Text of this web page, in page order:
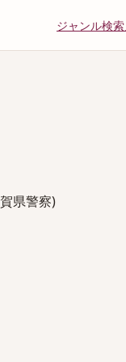
ジャンル検索
県警察)